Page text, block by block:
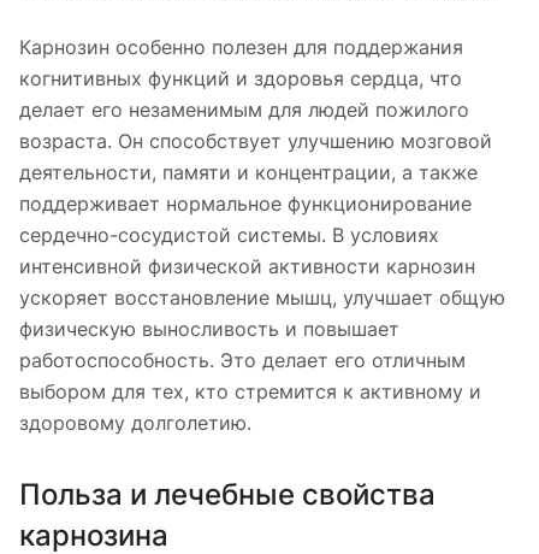
Карнозин особенно полезен для поддержания
когнитивных функций и здоровья сердца, что
делает его незаменимым для людей пожилого
возраста. Он способствует улучшению мозговой
деятельности, памяти и концентрации, а также
поддерживает нормальное функционирование
сердечно-сосудистой системы. В условиях
интенсивной физической активности карнозин
ускоряет восстановление мышц, улучшает общую
физическую выносливость и повышает
работоспособность. Это делает его отличным
выбором для тех, кто стремится к активному и
здоровому долголетию.
Польза и лечебные свойства
карнозина